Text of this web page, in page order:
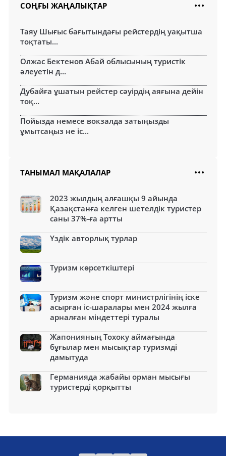
СОҢҒЫ ЖАҢАЛЫҚТАР
Таяу Шығыс бағытындағы рейстердің уақытша
тоқтаты...
Олжас Бектенов Абай облысының туристік
әлеуетін д...
Дубайға ұшатын рейстер сәуірдің аяғына дейін
тоқ...
Пойызда немесе вокзалда затыңызды
ұмытсаңыз не іс...
ТАНЫМАЛ МАҚАЛАЛАР
2023 жылдың алғашқы 9 айында
Қазақстанға келген шетелдік туристер
саны 37%-ға артты
Үздік авторлық турлар
Туризм көрсеткіштері
Туризм және спорт министрлігінің іске
асырған іс-шаралары мен 2024 жылға
арналған міндеттері туралы
Жапонияның Тохоку аймағында
бұғылар мен мысықтар туризмді
дамытуда
Германияда жабайы орман мысығы
туристерді қорқытты